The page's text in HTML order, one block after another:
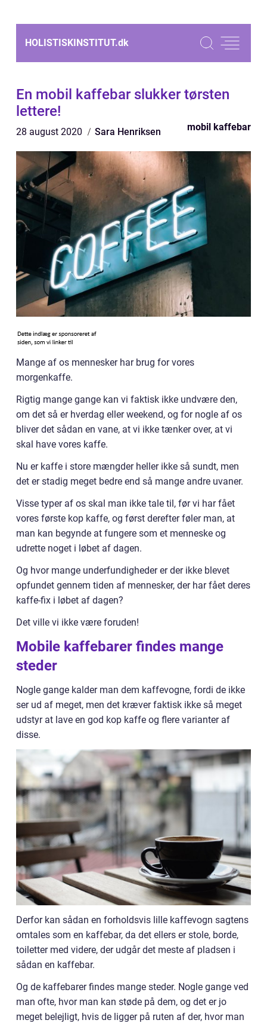
HOLISTISKINSTITUT.dk
En mobil kaffebar slukker tørsten
lettere!
28 august 2020 Sara Henriksen mobil kaffebar
Mange af os mennesker har brug for vores
morgenkaffe.
Rigtig mange gange kan vi faktisk ikke undvære den,
om det så er hverdag eller weekend, og for nogle af os
bliver det sådan en vane, at vi ikke tænker over, at vi
skal have vores kaffe.
Nu er kaffe i store mængder heller ikke så sundt, men
det er stadig meget bedre end så mange andre uvaner.
Visse typer af os skal man ikke tale til, før vi har fået
vores første kop kaffe, og først derefter føler man, at
man kan begynde at fungere som et menneske og
udrette noget i løbet af dagen.
Og hvor mange underfundigheder er der ikke blevet
opfundet gennem tiden af mennesker, der har fået deres
kaffe-fix i løbet af dagen?
Det ville vi ikke være foruden!
Mobile kaffebarer findes mange
steder
Nogle gange kalder man dem kaffevogne, fordi de ikke
ser ud af meget, men det kræver faktisk ikke så meget
udstyr at lave en god kop kaffe og flere varianter af
disse.
Derfor kan sådan en forholdsvis lille kaffevogn sagtens
omtales som en kaffebar, da det ellers er stole, borde,
toiletter med videre, der udgår det meste af pladsen i
sådan en kaffebar.
Og de kaffebarer findes mange steder. Nogle gange ved
man ofte, hvor man kan støde på dem, og det er jo
meget belejligt, hvis de ligger på ruten af der, hvor man